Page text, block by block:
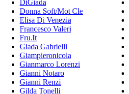
DiGiada
Donna Soft/Mot Cle
Elisa Di Venezia
Francesco Valeri
Fru.It
Giada Gabrielli
Giampieronicola
Gianmarco Lorenzi
Gianni Notaro
Gianni Renzi
Gilda Tonelli